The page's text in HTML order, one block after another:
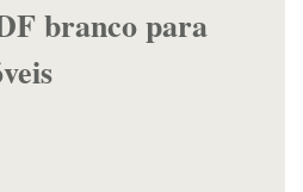
branco para